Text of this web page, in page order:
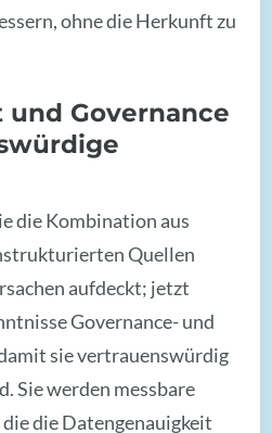
ohne die Herkunft zu
Governance
die Kombination aus
Quellen
aufdeckt; jetzt
Governance- und
sie vertrauenswürdig
Sie werden messbare
die Datengenauigkeit